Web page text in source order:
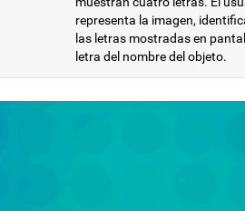
representa la imagen,
las letras mostradas en
letra del nombre del objeto.